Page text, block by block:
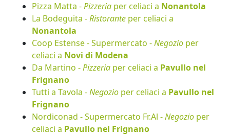
Pizza Matta -Pizzeria per celiaci a Nonantola
La Bodeguita -Ristorante per celiaci a
Nonantola
Coop Estense - Supermercato -Negozio per
celiaci a Novi di Modena
Da Martino -Pizzeria per celiaci a Pavullo nel
Frignano
Tutti a Tavola -Negozio per celiaci a Pavullo nel
Frignano
Nordiconad - Supermercato Fr.Al -Negozio per
celiaci a Pavullo nel Frignano